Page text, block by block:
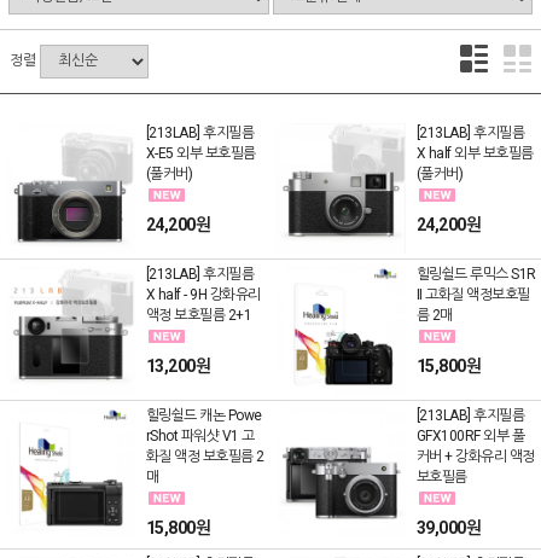
정렬
[213LAB] 후지필름
X-E5 외부 보호필름
(풀커버)
24,200원
[213LAB] 후지필름
X half 외부 보호필름
(풀커버)
24,200원
[213LAB] 후지필름
X half - 9H 강화유리
액정 보호필름 2+1
13,200원
힐링쉴드 루믹스 S1R
II 고화질 액정보호필
름 2매
15,800원
힐링쉴드 캐논 Powe
rShot 파워샷 V1 고
화질 액정 보호필름 2
매
15,800원
[213LAB] 후지필름
GFX100RF 외부 풀
커버 + 강화유리 액정
보호필름
39,000원